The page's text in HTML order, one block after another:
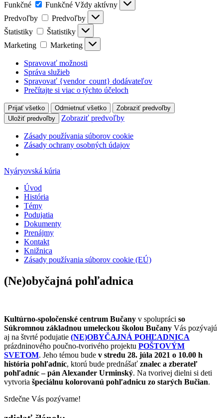
Funkčné
Funkčné Vždy aktívny
Predvoľby
Predvoľby
Štatistiky
Štatistiky
Marketing
Marketing
Spravovať možnosti
Správa služieb
Spravovať {vendor_count} dodávateľov
Prečítajte si viac o týchto účeloch
Prijať všetko Odmietnuť všetko
Zobraziť predvoľby
Uložiť predvoľby
Zobraziť predvoľby
Zásady používania súborov cookie
Zásady ochrany osobných údajov
Nyáryovská kúria
Úvod
História
Témy
Podujatia
Dokumenty
Prenájmy
Kontakt
Knižnica
Zásady používania súborov cookie (EÚ)
(Ne)obyčajná pohľadnica
Kultúrno-spoločenské centrum Bučany v spolupráci so
Súkromnou základnou umeleckou školou Bučany Vás pozývajú
aj na štvrté podujatie (NE)OBYČAJNÁ POHĽADNICA
prázdninového poučno-tvorivého projektu POŠTOVÝM
SVETOM. Jeho témou bude v stredu 28. júla 2021 o 10.00 h
história pohľadníc, ktorú bude prednášať znalec a zberateľ
pohľadníc – pán Alexander Urminský. Na tvorivej dielni si deti
vytvoria špeciálnu kolorovanú pohľadnicu zo starých Bučian.
Srdečne Vás pozývame!